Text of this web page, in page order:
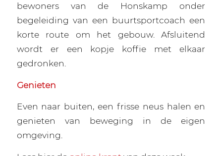
bewoners van de Honskamp onder
begeleiding van een buurtsportcoach een
korte route om het gebouw. Afsluitend
wordt er een kopje koffie met elkaar
gedronken.
Genieten
Even naar buiten, een frisse neus halen en
genieten van beweging in de eigen
omgeving.